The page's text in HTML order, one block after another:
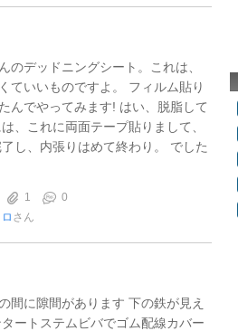
のデッドニングシート。これは、
ていいものですよ。 フィルム貼り
んでやってみます! はい、脱脂して
、これに両面テープ貼りまして、
し、内張りはめて終わり。 でした
1
0
さん
間に隙間があります 下の鉄が見え
ートステムビバでゴム配線カバー